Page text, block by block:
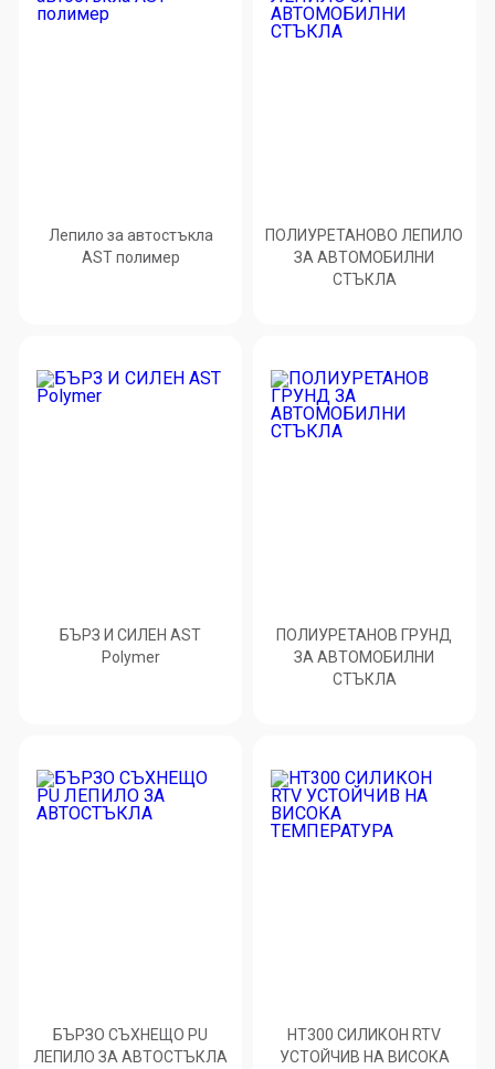
Лепило за автостъкла
AST полимер
ПОЛИУРЕТАНОВО ЛЕПИЛО
ЗА АВТОМОБИЛНИ
СТЪКЛА
БЪРЗ И СИЛЕН AST
Polymer
ПОЛИУРЕТАНОВ ГРУНД
ЗА АВТОМОБИЛНИ
СТЪКЛА
БЪРЗО СЪХНЕЩО PU
ЛЕПИЛО ЗА АВТОСТЪКЛА
HT300 СИЛИКОН RTV
УСТОЙЧИВ НА ВИСОКА